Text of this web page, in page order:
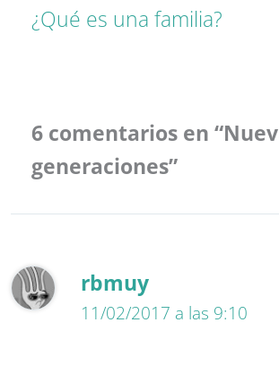
¿Qué es una familia?
6 comentarios en
generaciones”
rbmuy
11/02/2017 a las 9:10